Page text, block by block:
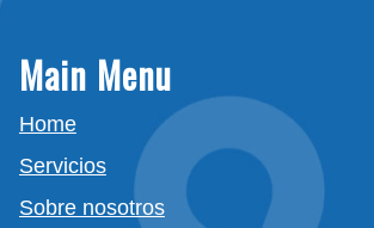
Main Menu
Home
Servicios
Sobre nosotros